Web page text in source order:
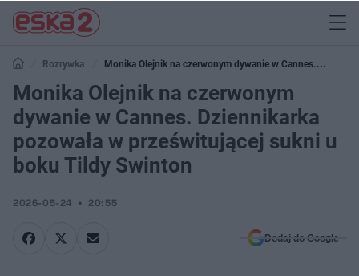
Rozrywka
Monika Olejnik na czerwonym dywanie w Cannes.
Dziennikarka pozowała w prześwitującej sukni u boku Tildy Swinton
Monika Olejnik na czerwonym
dywanie w Cannes. Dziennikarka
pozowała w prześwitującej sukni u
boku Tildy Swinton
2026-05-24 20:55
Dodaj do Google